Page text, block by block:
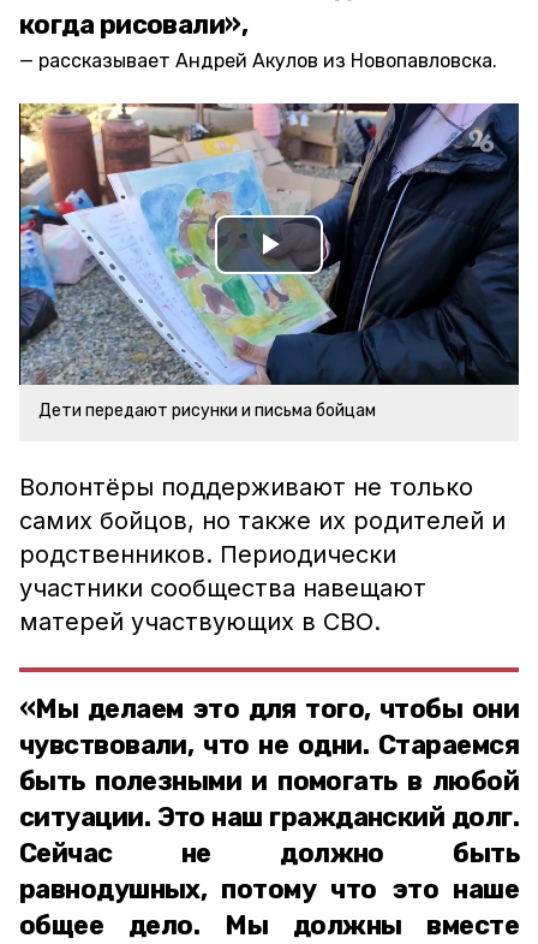
когда рисовали»,
рассказывает Андрей Акулов из Новопавловска.
Play
Video
Дети передают рисунки и письма бойцам
Волонтёры поддерживают не только
самих бойцов, но также их родителей и
родственников. Периодически
участники сообщества навещают
матерей участвующих в СВО.
«Мы делаем это для того, чтобы они
чувствовали, что не одни. Стараемся
быть полезными и помогать в любой
ситуации. Это наш гражданский долг.
Сейчас не должно быть
равнодушных, потому что это наше
общее дело. Мы должны вместе